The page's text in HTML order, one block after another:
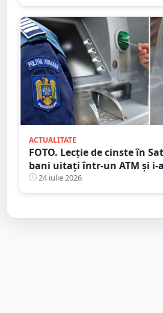
ACTUALITATE
FOTO. Lecție de cinste în
bani uitați într-un ATM și i-
să stea pe gânduri
24 iulie 2026